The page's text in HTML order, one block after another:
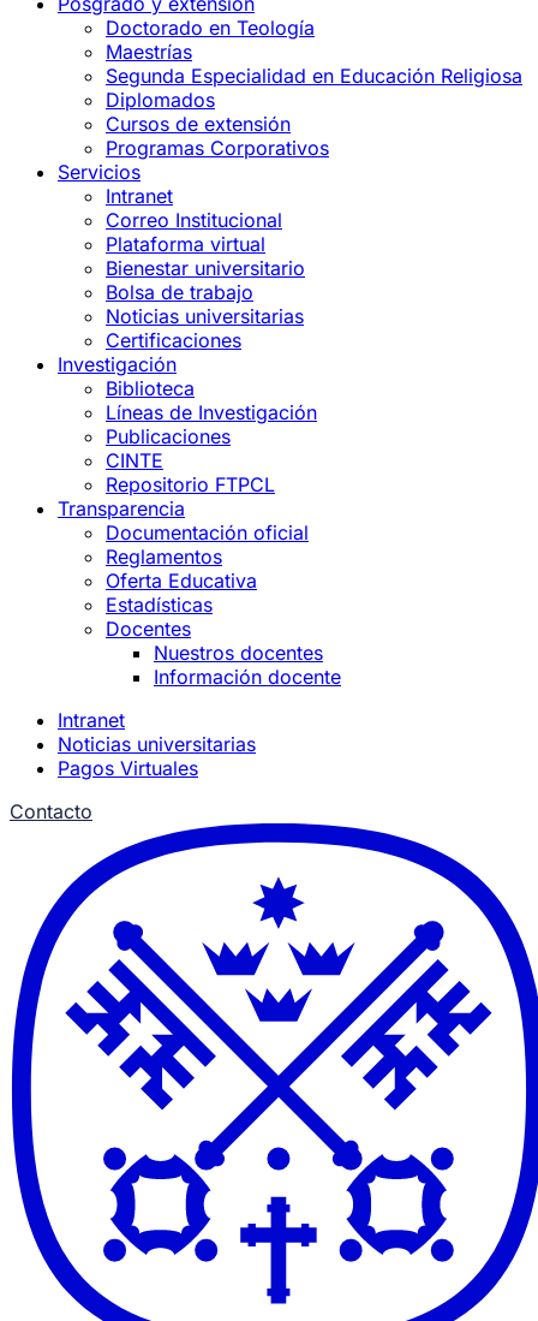
Doctorado en Teología
Maestrías
Segunda Especialidad en Educación Religiosa
Diplomados
Cursos de extensión
Programas Corporativos
Servicios
Intranet
Correo Institucional
Plataforma virtual
Bienestar universitario
Bolsa de trabajo
Noticias universitarias
Certificaciones
Investigación
Biblioteca
Líneas de Investigación
Publicaciones
CINTE
Repositorio FTPCL
Transparencia
Documentación oficial
Reglamentos
Oferta Educativa
Estadísticas
Docentes
Nuestros docentes
Información docente
Intranet
Noticias universitarias
Pagos Virtuales
Contacto